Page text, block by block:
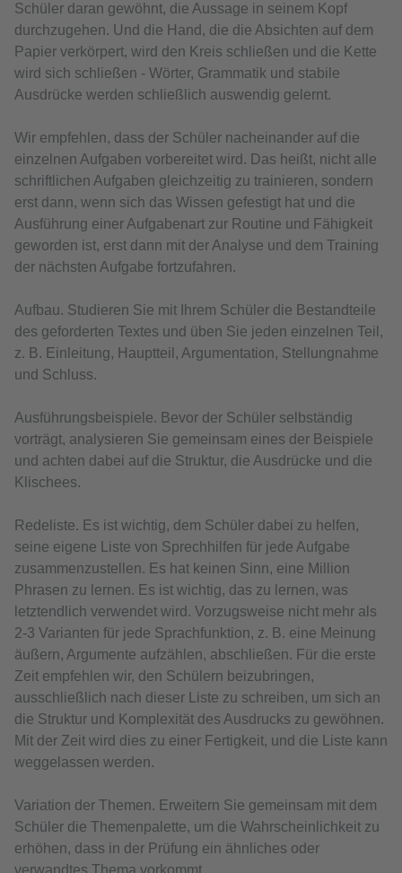
Schüler daran gewöhnt, die Aussage in seinem Kopf
durchzugehen. Und die Hand, die die Absichten auf dem
Papier verkörpert, wird den Kreis schließen und die Kette
wird sich schließen - Wörter, Grammatik und stabile
Ausdrücke werden schließlich auswendig gelernt.
Wir empfehlen, dass der Schüler nacheinander auf die
einzelnen Aufgaben vorbereitet wird. Das heißt, nicht alle
schriftlichen Aufgaben gleichzeitig zu trainieren, sondern
erst dann, wenn sich das Wissen gefestigt hat und die
Ausführung einer Aufgabenart zur Routine und Fähigkeit
geworden ist, erst dann mit der Analyse und dem Training
der nächsten Aufgabe fortzufahren.
Aufbau. Studieren Sie mit Ihrem Schüler die Bestandteile
des geforderten Textes und üben Sie jeden einzelnen Teil,
z. B. Einleitung, Hauptteil, Argumentation, Stellungnahme
und Schluss.
Ausführungsbeispiele. Bevor der Schüler selbständig
vorträgt, analysieren Sie gemeinsam eines der Beispiele
und achten dabei auf die Struktur, die Ausdrücke und die
Klischees.
Redeliste. Es ist wichtig, dem Schüler dabei zu helfen,
seine eigene Liste von Sprechhilfen für jede Aufgabe
zusammenzustellen. Es hat keinen Sinn, eine Million
Phrasen zu lernen. Es ist wichtig, das zu lernen, was
letztendlich verwendet wird. Vorzugsweise nicht mehr als
2-3 Varianten für jede Sprachfunktion, z. B. eine Meinung
äußern, Argumente aufzählen, abschließen. Für die erste
Zeit empfehlen wir, den Schülern beizubringen,
ausschließlich nach dieser Liste zu schreiben, um sich an
die Struktur und Komplexität des Ausdrucks zu gewöhnen.
Mit der Zeit wird dies zu einer Fertigkeit, und die Liste kann
weggelassen werden.
Variation der Themen. Erweitern Sie gemeinsam mit dem
Schüler die Themenpalette, um die Wahrscheinlichkeit zu
erhöhen, dass in der Prüfung ein ähnliches oder
verwandtes Thema vorkommt.